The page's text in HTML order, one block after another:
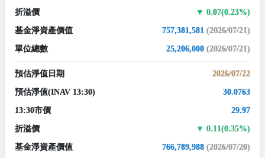
折溢價 0.07(0.23%)
基金淨資產價值 757,381,581 (2026/07/21)
單位總數 25,206,000 (2026/07/21)
預估淨值日期 2026/07/22
預估淨值(INAV 13:30) 30.0763
13:30市價 29.97
折溢價 0.11(0.35%)
基金淨資產價值 766,789,988 (2026/07/20)